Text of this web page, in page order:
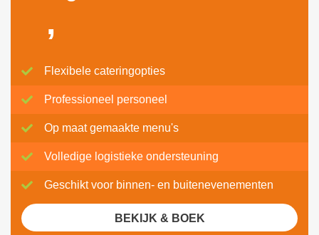
,
Flexibele cateringopties
Professioneel personeel
Op maat gemaakte menu's
Volledige logistieke ondersteuning
Geschikt voor binnen- en buitenevenementen
BEKIJK & BOEK